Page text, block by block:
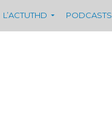
L’ACTUTHD PODCASTS